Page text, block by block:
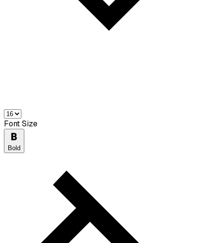
Font Size
Bold